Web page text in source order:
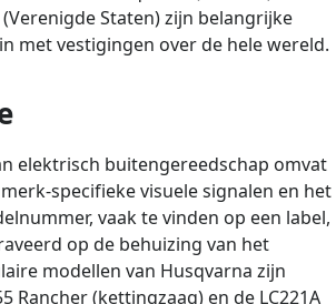
Staten) zijn belangrijke
met vestigingen over de hele wereld.
elektrisch buitengereedschap omvat
specifieke visuele signalen en het
vaak te vinden op een label,
op de behuizing van het
modellen van Husqvarna zijn
Rancher (kettingzaag) en de LC221A